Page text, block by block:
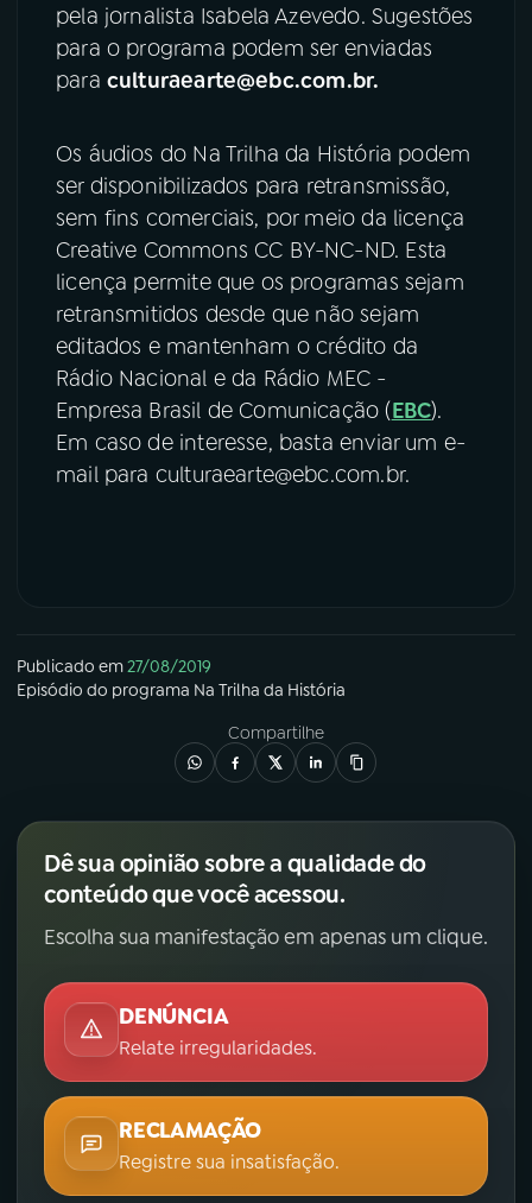
pela jornalista Isabela Azevedo. Sugestões
para o programa podem ser enviadas
para culturaearte@ebc.com.br.
Os áudios do Na Trilha da História podem
ser disponibilizados para retransmissão,
sem fins comerciais, por meio da licença
Creative Commons CC BY-NC-ND. Esta
licença permite que os programas sejam
retransmitidos desde que não sejam
editados e mantenham o crédito da
Rádio Nacional e da Rádio MEC -
Empresa Brasil de Comunicação (EBC).
Em caso de interesse, basta enviar um e-
mail para culturaearte@ebc.com.br.
Publicado em27/08/2019
Episódio do programa Na Trilha da História
Compartilhe
Dê sua opinião sobre a qualidade do
conteúdo que você acessou.
Escolha sua manifestação em apenas um clique.
DENÚNCIA
Relate irregularidades.
RECLAMAÇÃO
Registre sua insatisfação.